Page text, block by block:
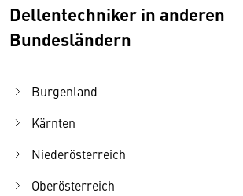
Dellentechniker in anderen
Bundesländern
Burgenland
Kärnten
Niederösterreich
Oberösterreich